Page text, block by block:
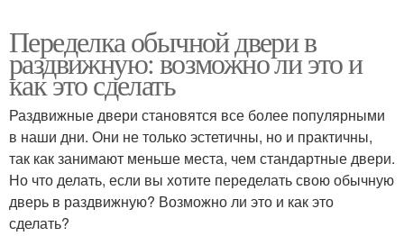
Переделка обычной двери в
раздвижную: возможно ли это и
как это сделать
Раздвижные двери становятся все более популярными
в наши дни. Они не только эстетичны, но и практичны,
так как занимают меньше места, чем стандартные двери.
Но что делать, если вы хотите переделать свою обычную
дверь в раздвижную? Возможно ли это и как это
сделать?